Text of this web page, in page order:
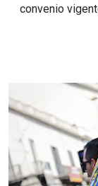
convenio